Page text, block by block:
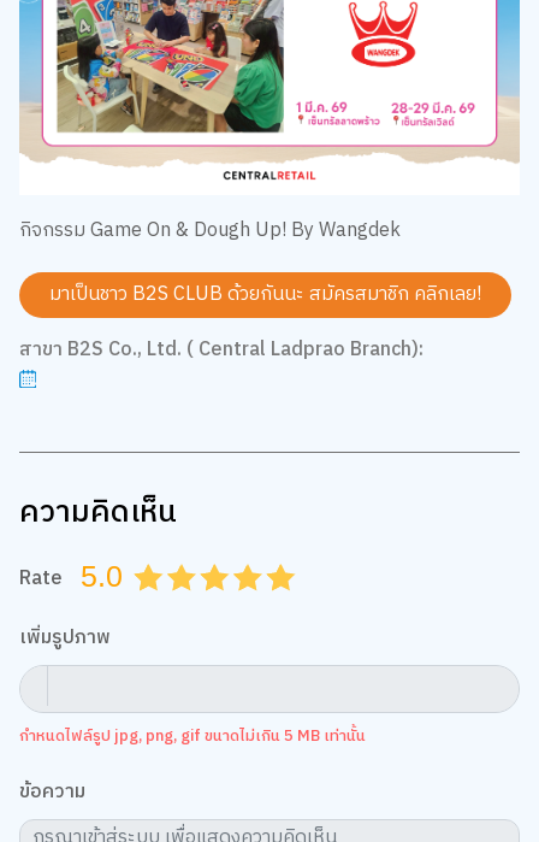
กิจกรรม Game On & Dough Up! By Wangdek
มาเป็นชาว B2S CLUB ด้วยกันนะ สมัครสมาชิก คลิกเลย!
สาขา B2S Co., Ltd. ( Central Ladprao Branch):
ความคิดเห็น
Rate 5.0 4.5
4.0
3.5
3.0
2.5
2.0
1.5
1.0
0.5
เพิ่มรูปภาพ
กำหนดไฟล์รูป jpg, png, gif ขนาดไม่เกิน 5 MB เท่านั้น
ข้อความ